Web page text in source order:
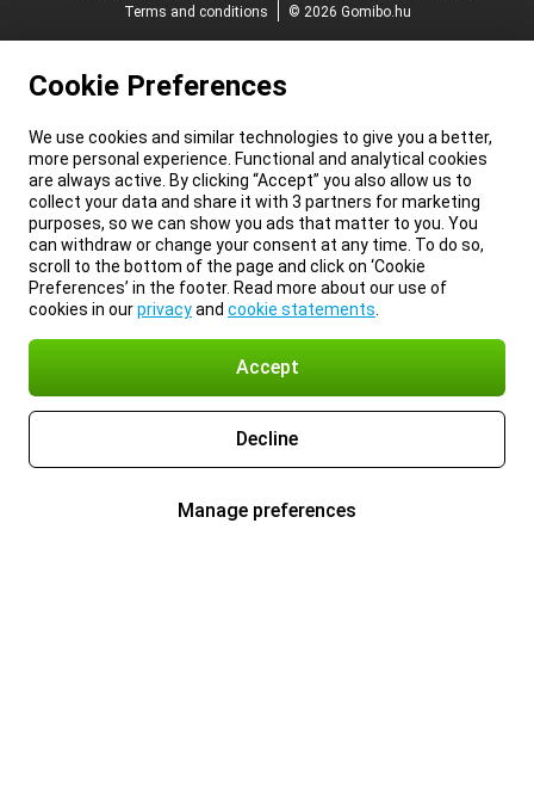
Terms and conditions
© 2026 Gomibo.hu
Cookie Preferences
We use cookies and similar technologies to give you a better,
more personal experience. Functional and analytical cookies
are always active. By clicking “Accept” you also allow us to
collect your data and share it with 3 partners for marketing
purposes, so we can show you ads that matter to you. You
can withdraw or change your consent at any time. To do so,
scroll to the bottom of the page and click on ‘Cookie
Preferences’ in the footer. Read more about our use of
cookies in ourprivacyand cookie statements
Accept
Decline
Manage preferences